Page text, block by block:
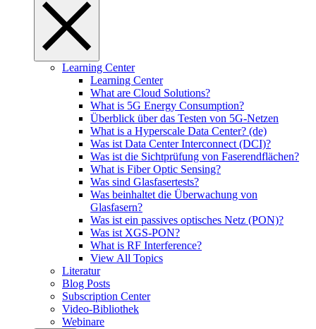
Learning Center
Learning Center
What are Cloud Solutions?
What is 5G Energy Consumption?
Überblick über das Testen von 5G-Netzen
What is a Hyperscale Data Center? (de)
Was ist Data Center Interconnect (DCI)?
Was ist die Sichtprüfung von Faserendflächen?
What is Fiber Optic Sensing?
Was sind Glasfasertests?
Was beinhaltet die Überwachung von
Glasfasern?
Was ist ein passives optisches Netz (PON)?
Was ist XGS-PON?
What is RF Interference?
View All Topics
Literatur
Blog Posts
Subscription Center
Video-Bibliothek
Webinare